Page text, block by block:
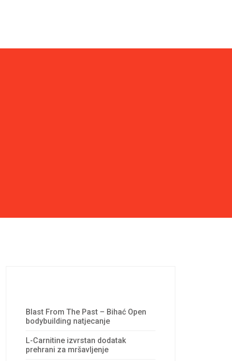
Blast From The Past – Bihać Open
bodybuilding natjecanje
L-Carnitine izvrstan dodatak
prehrani za mršavljenje